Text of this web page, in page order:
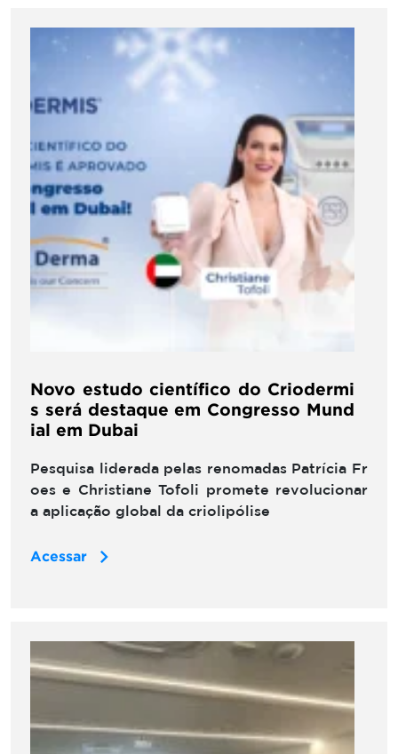
Novo estudo científico do Criodermi
s será destaque em Congresso Mund
ial em Dubai
Pesquisa liderada pelas renomadas Patrícia Fr
oes e Christiane Tofoli promete revolucionar
a aplicação global da criolipólise
Acessar